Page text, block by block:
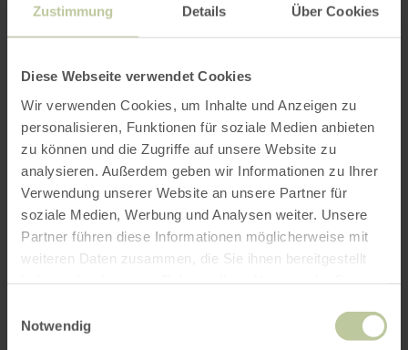
Zustimmung Details Über Cookies
Diese Webseite verwendet Cookies
Wir verwenden Cookies, um Inhalte und Anzeigen zu
personalisieren, Funktionen für soziale Medien anbieten
zu können und die Zugriffe auf unsere Website zu
analysieren. Außerdem geben wir Informationen zu Ihrer
Verwendung unserer Website an unsere Partner für
soziale Medien, Werbung und Analysen weiter. Unsere
Partner führen diese Informationen möglicherweise mit
weiteren Daten zusammen, die Sie ihnen bereitgestellt
Notwendig
Openingstijden
Kenmerken / bijzonderheden
Categorieën
Impressies